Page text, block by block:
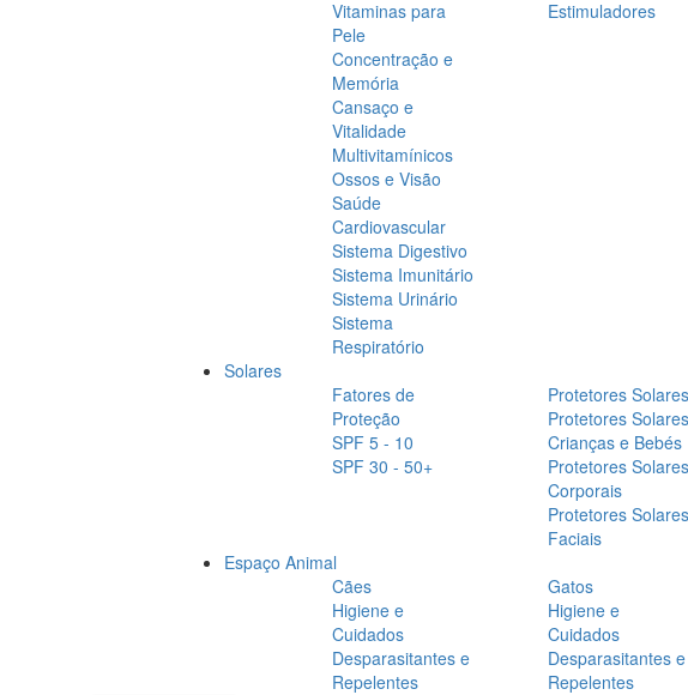
Vitaminas para
Pele
Concentração e
Memória
Cansaço e
Vitalidade
Multivitamínicos
Ossos e Visão
Saúde
Cardiovascular
Sistema Digestivo
Sistema Imunitário
Sistema Urinário
Sistema
Respiratório
Estimuladores
Solares
Fatores de
Proteção
SPF 5 - 10
SPF 30 - 50+
Protetores Solares
Protetores Solares
Crianças e Bebés
Protetores Solares
Corporais
Protetores Solares
Faciais
Espaço Animal
Cães
Higiene e
Cuidados
Desparasitantes e
Repelentes
Gatos
Higiene e
Cuidados
Desparasitantes e
Repelentes